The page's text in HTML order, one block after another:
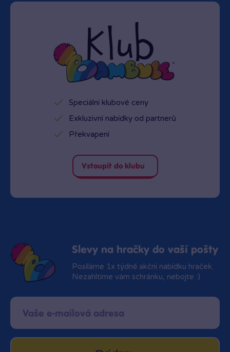
Speciální klubové ceny
Exkluzivní nabídky od partnerů
Překvapení
Vstoupit do klubu
Slevy na hračky do vaší pošty
Posíláme 1x týdně akční nabídku hraček.
Nezahltíme vám schránku, nebojte :)